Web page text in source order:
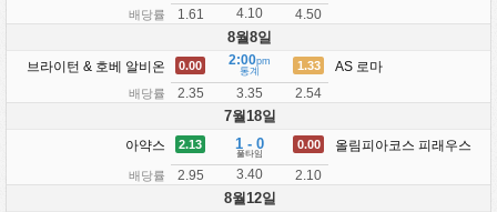
배당률 1.61 4.10 4.50
8월8일
브라이턴 & 호베 알비온
배당률
0.00
2.35
2:00pm
통계
3.35
1.33
2.54
AS 로마
7월18일
아약스
배당률
2.13
2.95
1 - 0
풀타임
3.40
0.00
2.10
올림피아코스 피래우스
8월12일